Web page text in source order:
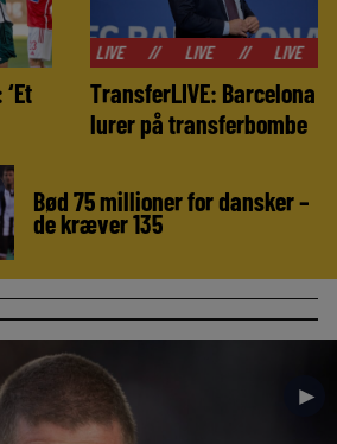
LIVE LIVE // LIVE // LIVE
TransferLIVE: Barcelona
lurer på transferbombe
Bød 75 millioner for dansker –
de kræver 135
►